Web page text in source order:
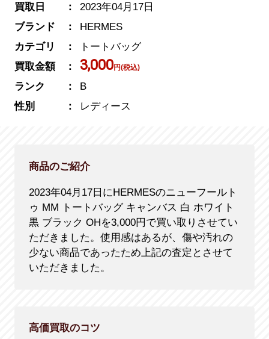
買取日
2023年04月17日
ブランド
HERMES
カテゴリ
トートバッグ
買取金額
3,000円(税込)
ランク
B
性別
レディース
商品のご紹介
2023年04月17日にHERMESのニューフールト
ゥ MM トートバッグ キャンバス 白 ホワイト
黒 ブラック OHを3,000円で買い取りさせてい
ただきました。使用感はあるが、傷や汚れの
少ない商品であったため上記の査定とさせて
いただきました。
高価買取のコツ